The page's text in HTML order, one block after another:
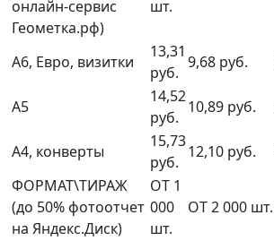
онлайн-сервис
Геометка.рф)
шт.
А6, Евро, визитки
13,31
руб.
9,68 руб.
А5
14,52
руб.
10,89 руб.
А4, конверты
15,73
руб.
12,10 руб.
ФОРМАТ\ТИРАЖ
(до 50% фотоотчет
на Яндекс.Диск)
ОТ 1
000
шт.
ОТ 2 000 шт.